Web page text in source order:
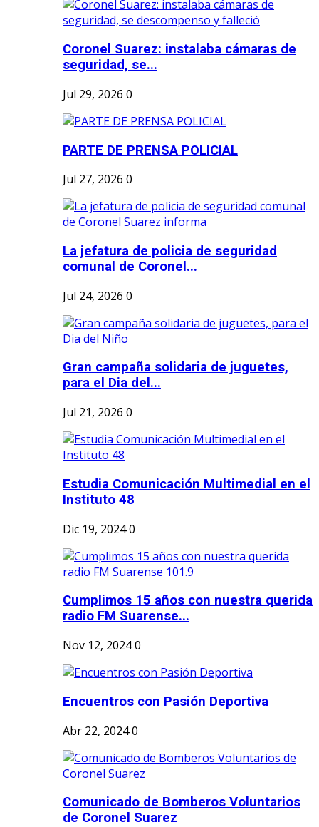
Coronel Suarez: instalaba cámaras de
seguridad, se...
Jul 29, 2026 0
PARTE DE PRENSA POLICIAL
Jul 27, 2026 0
La jefatura de policia de seguridad
comunal de Coronel...
Jul 24, 2026 0
Gran campaña solidaria de juguetes,
para el Dia del...
Jul 21, 2026 0
Estudia Comunicación Multimedial en el
Instituto 48
Dic 19, 20240
Cumplimos 15 años con nuestra querida
radio FM Suarense...
Nov 12, 20240
Encuentros con Pasión Deportiva
Abr 22, 20240
Comunicado de Bomberos Voluntarios
de Coronel Suarez